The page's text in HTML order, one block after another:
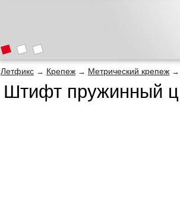
Летфикс → Крепеж → Метрический крепеж
Штифт пружинный